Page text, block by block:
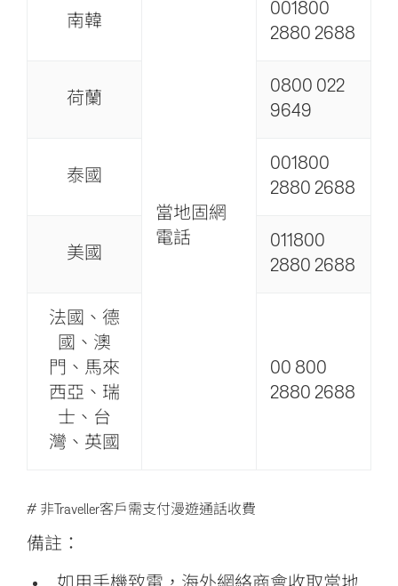
南韓
當地固網
電話
001800
2880 2688
荷蘭
0800 022
9649
泰國
001800
2880 2688
美國
011800
2880 2688
法國、德
國、澳
門、馬來
西亞、瑞
士、台
灣、英國
00 800
2880 2688
# 非Traveller客戶需支付漫遊通話收費
備註：